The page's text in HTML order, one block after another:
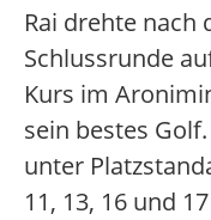
Rai drehte nach
Schlussrunde
Kurs im
sein bestes
unter
11, 13, 16 und